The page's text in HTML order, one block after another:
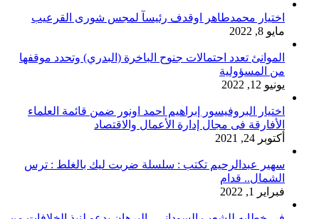
اختيار محمدطاهر اوقدف رئيسآ لمجس شورى القرعيب
مايو 8, 2022
الموانئ تعدد احتمالات جنوح الباخرة (البدري) وتحدد موقفها
من المسؤولية
يونيو 12, 2022
اختيار البروفيسور إبراهيم احمد اونور ضمن قائمة العلماء
الأفارقة فى مجال إدارة الأعمال والاقتصاد
أكتوبر 24, 2021
سهير عبدالرحيم تكتب : سلسلة ضربت ليك بالغلط : ترس
الشمال.. قدام
فبراير 1, 2022